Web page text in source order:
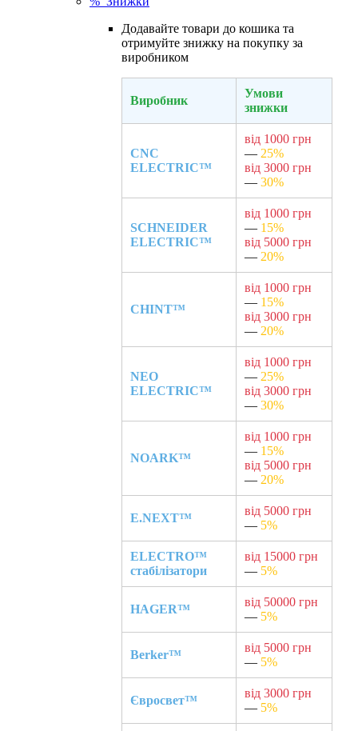
Додавайте товари до кошика та
отримуйте знижку на покупку за
виробником
Виробник
Умови
знижки
CNC
ELECTRIC™
від 1000 грн
— 25%
від 3000 грн
— 30%
SCHNEIDER
ELECTRIC™
від 1000 грн
— 15%
від 5000 грн
— 20%
CHINT™
від 1000 грн
— 15%
від 3000 грн
— 20%
NEO
ELECTRIC™
від 1000 грн
— 25%
від 3000 грн
— 30%
NOARK™
від 1000 грн
— 15%
від 5000 грн
— 20%
E.NEXT™
від 5000 грн
— 5%
ELECTRO™
стабілізатори
від 15000 грн
— 5%
HAGER™
від 50000 грн
— 5%
Berker™
від 5000 грн
— 5%
Євросвет™
від 3000 грн
— 5%